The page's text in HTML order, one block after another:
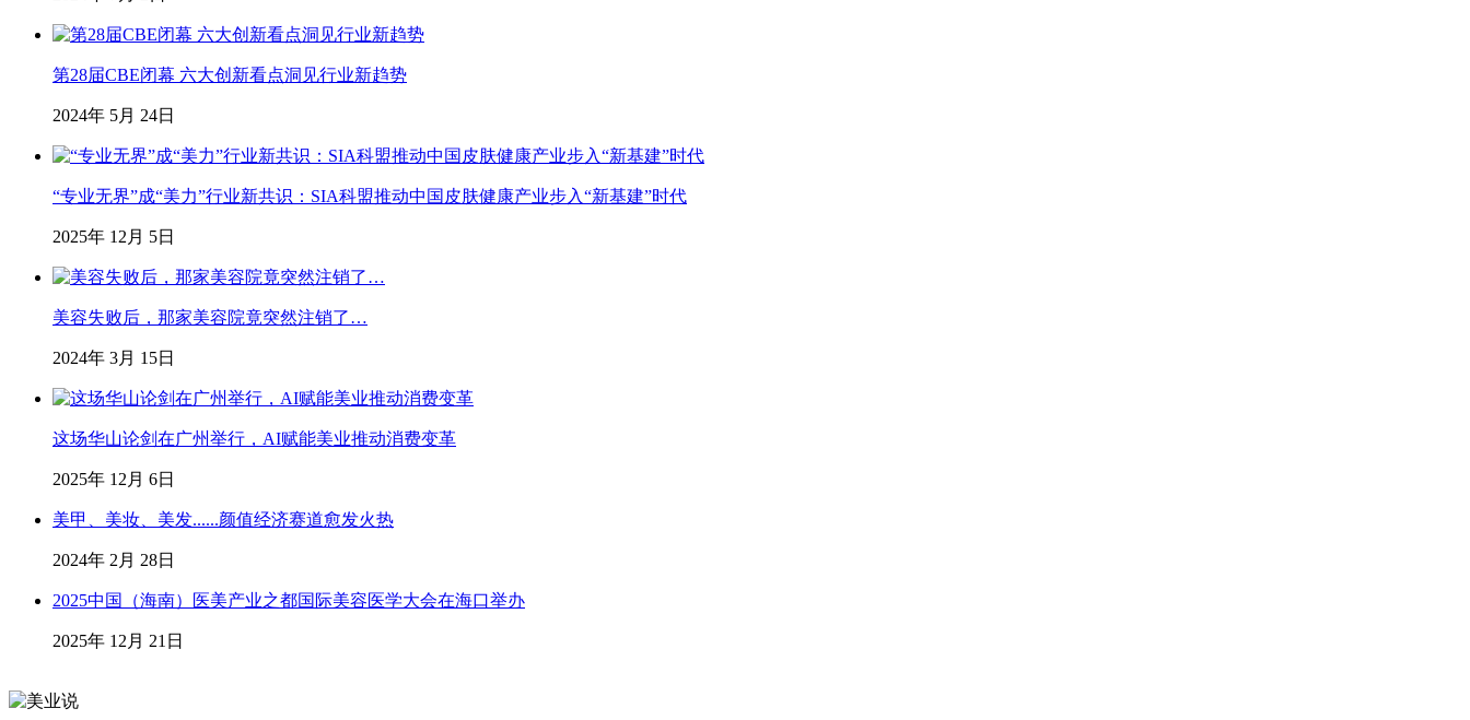
第28届CBE闭幕 六大创新看点洞见行业新趋势
2024年 5月 24日
“专业无界”成“美力”行业新共识：SIA科盟推动中国皮肤健康产业步入“新基建”时代
2025年 12月 5日
美容失败后，那家美容院竟突然注销了…
2024年 3月 15日
这场华山论剑在广州举行，AI赋能美业推动消费变革
2025年 12月 6日
美甲、美妆、美发......颜值经济赛道愈发火热
2024年 2月 28日
2025中国（海南）医美产业之都国际美容医学大会在海口举办
2025年 12月 21日